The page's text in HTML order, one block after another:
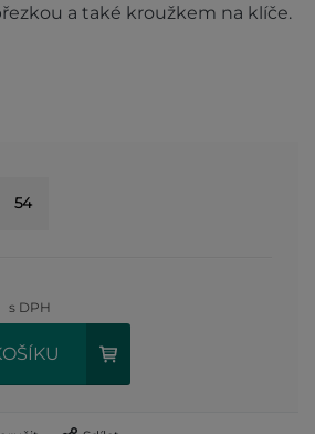
a také kroužkem na klíče.
54
s DPH